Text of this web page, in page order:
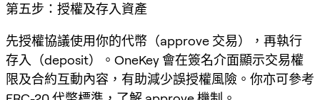
第五步：授權及存入資產
先授權協議使用你的代幣（approve 交易），再執行
存入（deposit）。OneKey 會在簽名介面顯示交易權
限及合約互動內容，有助減少誤授權風險。你亦可參考